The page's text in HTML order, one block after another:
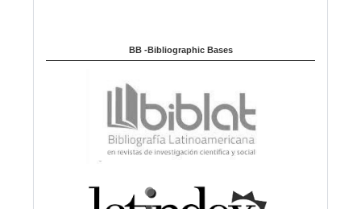
BB -Bibliographic Bases